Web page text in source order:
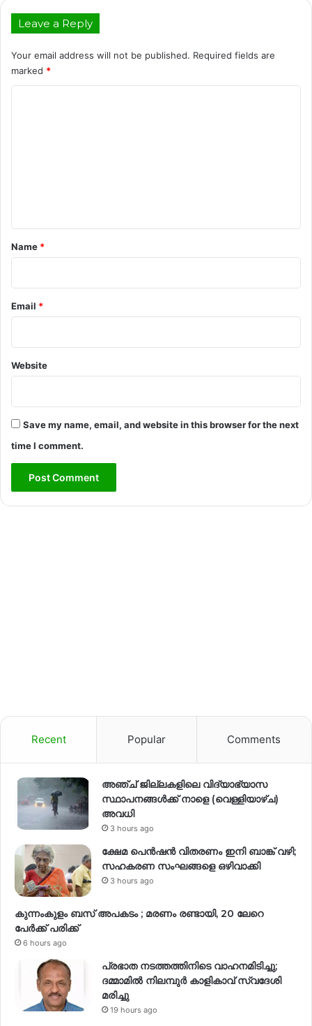
Leave a Reply
Your email address will not be published. Required fields are
marked *
*
Name *
Email *
Website
Save my name, email, and website in this browser for the next
time I comment.
Recent Popular Comments
അഞ്ച് ജില്ലകളിലെ വിദ്യാഭ്യാസ
സ്ഥാപനങ്ങൾക്ക് നാളെ (വെള്ളിയാഴ്ച)
അവധി
3 hours ago
ക്ഷേമ പെൻഷൻ വിതരണം ഇനി ബാങ്ക് വഴി;
സഹകരണ സംഘങ്ങളെ ഒഴിവാക്കി
3 hours ago
കുന്നംകുളം ബസ് അപകടം ; മരണം രണ്ടായി, 20 ലേറെ
പേർക്ക് പരിക്ക്
6 hours ago
പ്രഭാത നടത്തത്തിനിടെ വാഹനമിടിച്ചു;
ദമ്മാമിൽ നിലമ്പുർ കാളികാവ് സ്വദേശി
മരിച്ചു
19 hours ago